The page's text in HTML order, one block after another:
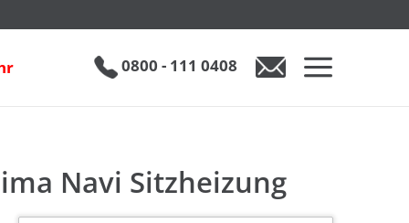
0800 - 111 0408
Hyundai Tucson 1.6 T-GDI N-Line Aut. 3-Zonen-Klima Navi Sitzheizung
Navi Sitzheizung